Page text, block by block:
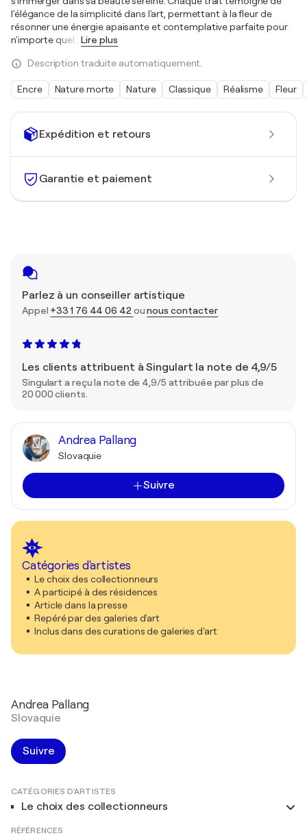
Expédition et retours
Garantie et paiement
Parlez à un conseiller artistique
Appel +33 1 76 44 06 42ounous contacter
Les clients attribuent à Singulart la note de 4,9/5
Singulart a reçu la note de 4,9/5 attribuée par plus de
20 000 clients.
Andrea Pallang
Slovaquie
Suivre
Catégories d'artistes
Le choix des collectionneurs
A participé à des résidences
Article dans la presse
Repéré par des galeries d'art
Inclus dans des curations de galeries d'art
l'élégance de la simplicité dans l'art, permettant à la fleur de
résonner une énergie apaisante et contemplative parfaite pour
n'importe quel… Lire plus
Description traduite automatiquement.
Encre Nature morte Nature Classique Réalisme Fleur
Andrea Pallang
Slovaquie
Suivre
CATÉGORIES D'ARTISTES
Le choix des collectionneurs
RÉFÉRENCES